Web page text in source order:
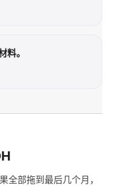
料。
全部拖到最后几个月，